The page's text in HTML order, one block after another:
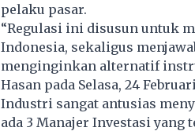
pelaku pasar.
“Regulasi ini disusun untuk
Indonesia, sekaligus
menginginkan alternatif
Hasan pada Selasa, 24
Industri sangat antusias
ada 3 Manajer Investasi